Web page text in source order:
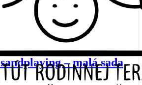
– malá sada